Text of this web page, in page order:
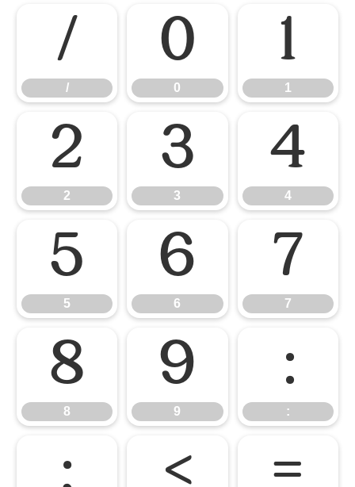
/
/
0
0
1
1
2
2
3
3
4
4
5
5
6
6
7
7
8
8
9
9
:
: